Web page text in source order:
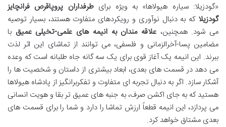
«گودزیلا: سیاره هیولاها» به ویژه برایطرفداران پروپاقرص فرانچایز
گودزیلا که به دنبال نوآوری و رویکردهای متفاوت هستند، بسیار توصیه
می شود. همچنین،علاقه مندان به انیمه های علمی-تخیلی عمیق با
مضامین پسا-آخرالزمانی و فلسفی، می توانند از تماشای این اثر لذت
ببرند. این انیمه یک آغاز قوی برای یک سه گانه جاه طلبانه است که وعده
می دهد در قسمت های بعدی، ابعاد بیشتری از داستان و شخصیت ها را
آشکار سازد. اگر به دنبال تجربه ای متفاوت و تفکربرانگیز از پادشاه هیولاها
هستید که به جای اکشن صرف، به جنبه های عمیق تر بقا و هویت انسانی
می پردازد، این انیمه قطعاً ارزش تماشا را دارد و شما را برای قسمت های
بعدی مشتاق خواهد کرد.